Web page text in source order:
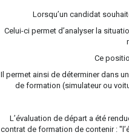
Lorsqu’un candidat
Celui-ci permet d’analyser la
Ce
Il permet ainsi de déterminer dans
de formation (simulateur ou
L’évaluation de départ a été
contrat de formation de contenir :